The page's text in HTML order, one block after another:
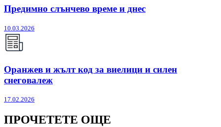
Предимно слънчево време и днес
10.03.2026
Оранжев и жълт код за виелици и силен
снеговалеж
17.02.2026
ПРОЧЕТЕТЕ ОЩЕ